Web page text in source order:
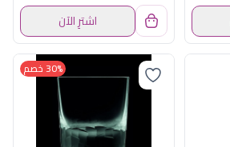
اشترِ الآن
30% خصم